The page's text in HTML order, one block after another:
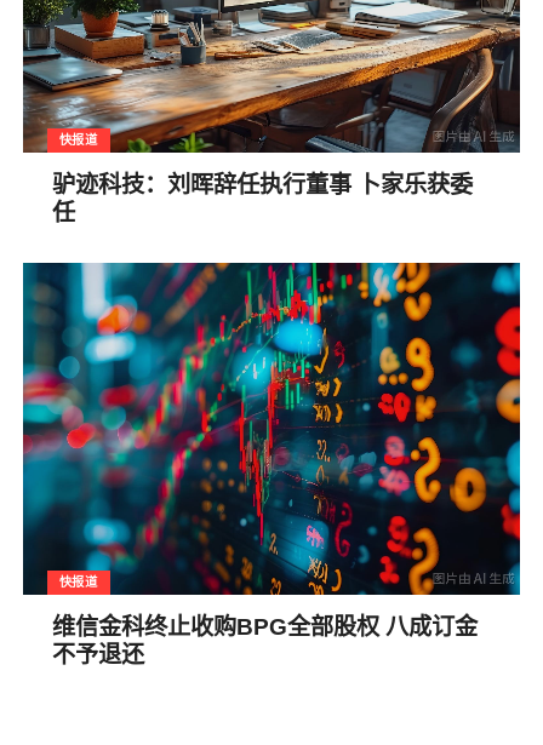
快报道
驴迹科技：刘晖辞任执行董事 卜家乐获委
任
快报道
维信金科终止收购BPG全部股权 八成订金
不予退还